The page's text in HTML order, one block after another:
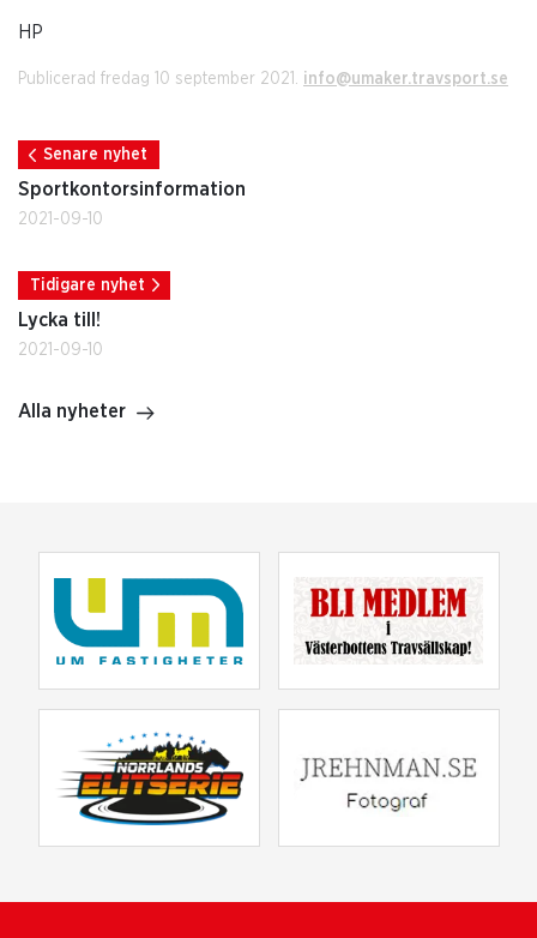
HP
Publicerad fredag 10 september 2021. info@umaker.travsport.se
Senare nyhet
Sportkontorsinformation
2021-09-10
Tidigare nyhet
Lycka till!
2021-09-10
Alla nyheter